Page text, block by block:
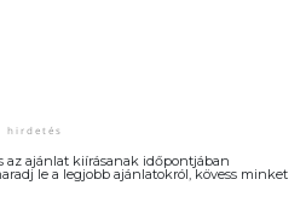
az ajánlat kiírásanak időpontjában
le a legjobb ajánlatokról, kövess minket